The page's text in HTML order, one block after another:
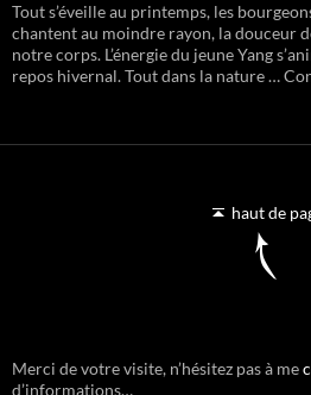
Tout s’éveille au printemps, les
chantent au moindre rayon, la douceur
notre corps. L’énergie du jeune Yang
repos hivernal. Tout dans la nature …
haut de
Merci de votre visite, n’hésitez pas à me
d’informations…